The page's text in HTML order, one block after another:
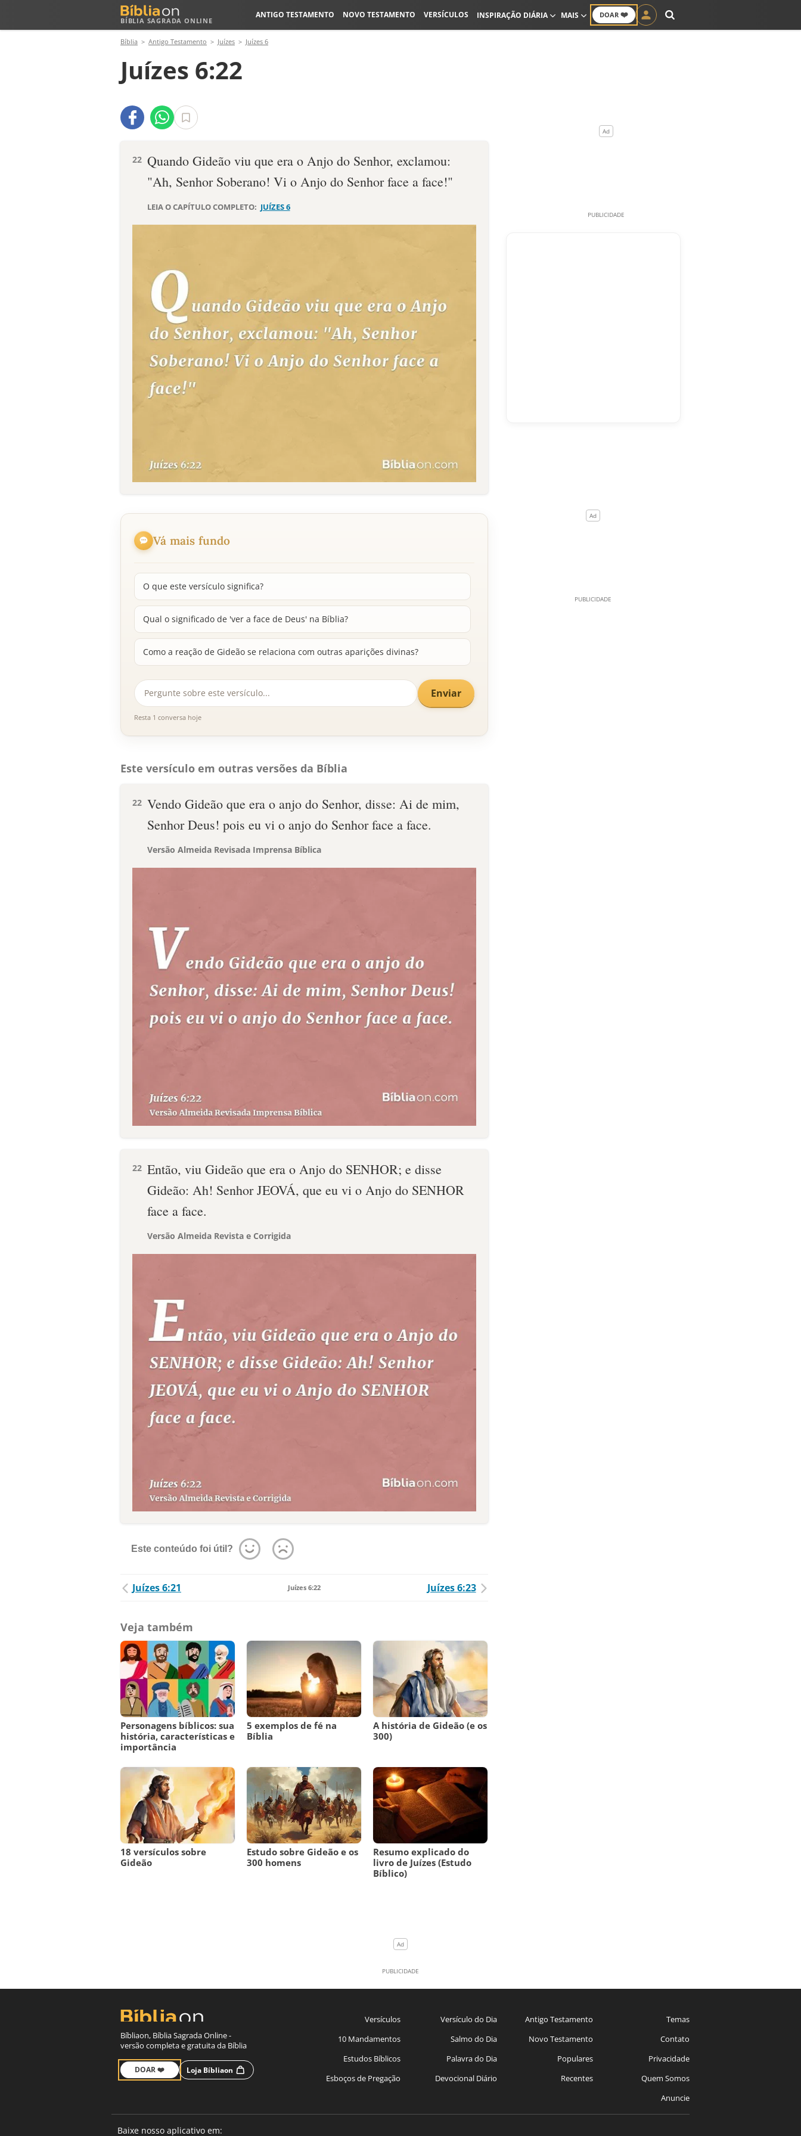
BÍBLIA SAGRADA ONLINE
DOAR ❤️
ANTIGO TESTAMENTO NOVO TESTAMENTO VERSÍCULOS INSPIRAÇÃO DIÁRIA MAIS
Bíblia Antigo Testamento Juízes Juízes 6
Juízes 6:22
22 Quando Gideão viu que era o Anjo do Senhor, exclamou:
"Ah, Senhor Soberano! Vi o Anjo do Senhor face a face!"
LEIA O CAPÍTULO COMPLETO: JUÍZES 6
Vá mais fundo
O que este versículo significa?
Qual o significado de 'ver a face de Deus' na Bíblia?
Como a reação de Gideão se relaciona com outras aparições divinas?
Enviar
Resta 1 conversa hoje
Este versículo em outras versões da Bíblia
22 Vendo Gideão que era o anjo do Senhor, disse: Ai de mim,
Senhor Deus! pois eu vi o anjo do Senhor face a face.
Versão Almeida Revisada Imprensa Bíblica
22 Então, viu Gideão que era o Anjo do SENHOR; e disse
Gideão: Ah! Senhor JEOVÁ, que eu vi o Anjo do SENHOR
face a face.
Versão Almeida Revista e Corrigida
Este conteúdo foi útil?
Juízes 6:21 Juízes 6:22 Juízes 6:23
Veja também
Personagens bíblicos: sua
história, características e
importância
5 exemplos de fé na
Bíblia
A história de Gideão (e os
300)
18 versículos sobre
Gideão
Estudo sobre Gideão e os
300 homens
Resumo explicado do
livro de Juízes (Estudo
Bíblico)
Bíbliaon, Bíblia Sagrada Online -
versão completa e gratuita da Bíblia
DOAR ❤️ Loja Bíbliaon
Versículos
10 Mandamentos
Estudos Bíblicos
Esboços de Pregação
Versículo do Dia
Salmo do Dia
Palavra do Dia
Devocional Diário
Antigo Testamento
Novo Testamento
Populares
Recentes
Temas
Contato
Privacidade
Quem Somos
Anuncie
Baixe nosso aplicativo em: